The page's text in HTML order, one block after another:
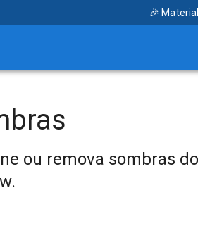
🎉
ou remova sombras